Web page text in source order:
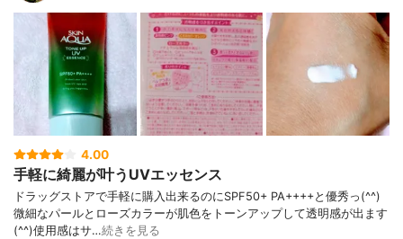
4.00
手軽に綺麗が叶うUVエッセンス
ドラッグストアで手軽に購入出来るのにSPF50+ PA++++と優秀っ(^^)
微細なパールとローズカラーが肌色をトーンアップして透明感が出ます
(^^)使用感はサ…続きを見る